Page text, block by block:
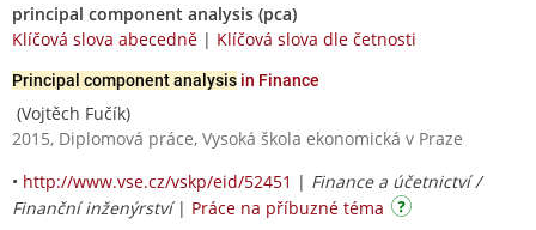
principal component analysis (pca)
Klíčová slova abecedně | Klíčová slova dle četnosti
Principal component analysis in Finance
(Vojtěch Fučík)
2015, Diplomová práce, Vysoká škola ekonomická v Praze
• http://www.vse.cz/vskp/eid/52451 | Finance a účetnictví /
Finanční inženýrství| Práce na příbuzné téma